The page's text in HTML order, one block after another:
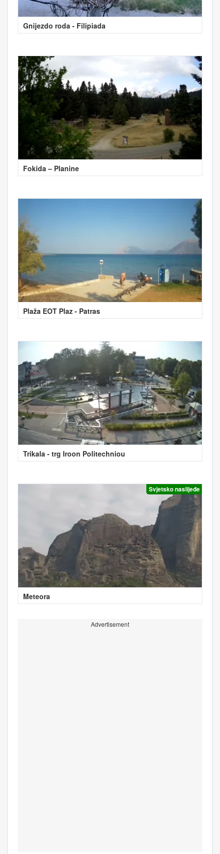
Gnijezdo roda - Filipiada
Fokida – Planine
Plaža EOT Plaz - Patras
Trikala - trg Iroon Politechniou
Svjetsko naslijeđe
Meteora
Advertisement